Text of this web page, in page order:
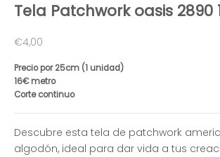
Tela Patchwork oasis 2890
Precio de oferta
€4,00
Precio por 25cm (1 unidad)
16€ metro
Corte continuo
Descubre esta tela de patchwork
algodón, ideal para dar vida a tus